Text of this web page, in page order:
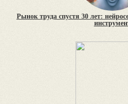
Рынок труда спустя 30 лет: